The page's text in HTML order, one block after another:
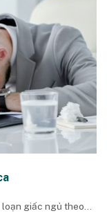
giấc ngủ theo...